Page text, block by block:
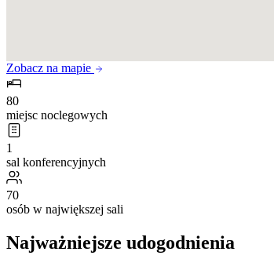
Zobacz na mapie
80
miejsc noclegowych
1
sal konferencyjnych
70
osób w największej sali
Najważniejsze udogodnienia